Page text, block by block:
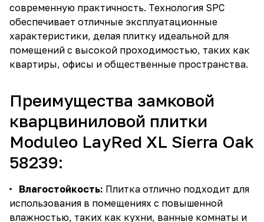
современную практичность. Технология SPC
обеспечивает отличные эксплуатационные
характеристики, делая плитку идеальной для
помещений с высокой проходимостью, таких как
квартиры, офисы и общественные пространства.
Преимущества замковой
кварцвиниловой плитки
Moduleo LayRed XL Sierra Oak
58239:
Влагостойкость: Плитка отлично подходит для
использования в помещениях с повышенной
влажностью, таких как кухни, ванные комнаты и